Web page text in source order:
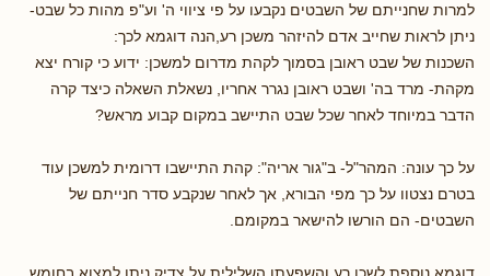
למרות שחנייתם של השבטים נקבעו על פי ציווי ה' וע"פ מהות כל שבט-
ניתן לראות שחייב אדם להיזהר משכן רע,הנה דוגמא לכך:
השכנות של שבט ראובן בסמוך לקהת מדרום למשכן: ידוע כי קורח יצא
מקהת- מרד בה' ושבט ראובן נגרר אחריו, נשאלת השאלה כיצד קרה
הדבר במיוחד לאחר שכל שבט התיישב במקום קבוע מראש?
על כך עונה: המהר"ל- ב"גור אריה": קהת התיישבו דרומית למשכן עוד
בטרם נצטוו על כך מפי הבורא, אך לאחר שנקבע סדר חנייתם של
השבטים- הם הורשו להישאר במקומם.
דוגמא נוספת לשכן רע והשפעתו השלילית על צדיק ניתן למצוא בחומש